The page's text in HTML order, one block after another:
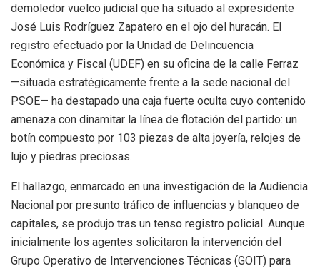
demoledor vuelco judicial que ha situado al expresidente
José Luis Rodríguez Zapatero en el ojo del huracán. El
registro efectuado por la Unidad de Delincuencia
Económica y Fiscal (UDEF) en su oficina de la calle Ferraz
—situada estratégicamente frente a la sede nacional del
PSOE— ha destapado una caja fuerte oculta cuyo contenido
amenaza con dinamitar la línea de flotación del partido: un
botín compuesto por 103 piezas de alta joyería, relojes de
lujo y piedras preciosas.
El hallazgo, enmarcado en una investigación de la Audiencia
Nacional por presunto tráfico de influencias y blanqueo de
capitales, se produjo tras un tenso registro policial. Aunque
inicialmente los agentes solicitaron la intervención del
Grupo Operativo de Intervenciones Técnicas (GOIT) para